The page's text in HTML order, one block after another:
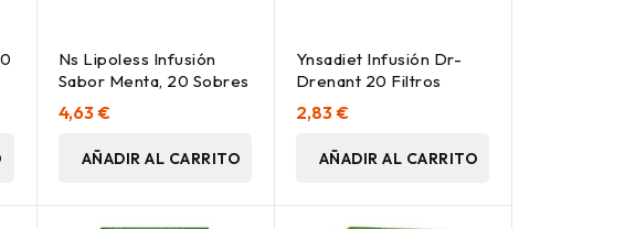
Ns Lipoless Infusión
Sabor Menta, 20 Sobres
4,63 €
AÑADIR AL CARRITO
Ynsadiet Infusión Dr-
Drenant 20 Filtros
2,83 €
AÑADIR AL CARRITO